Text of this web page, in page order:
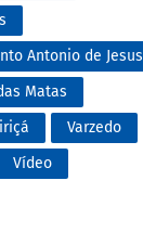
Antonio de Jesus
Matas
Varzedo
Vídeo